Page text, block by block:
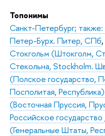
Топонимы
Санкт-Петербург;
Петер-Бурх. Питер, СПб,
Стокгольм (Штокголм,
Стекольна, Stockholm.
(Полское государство,
Посполитая, Республика)
(Восточная Пруссия,
Российское государство
(Генеральные Штаты,